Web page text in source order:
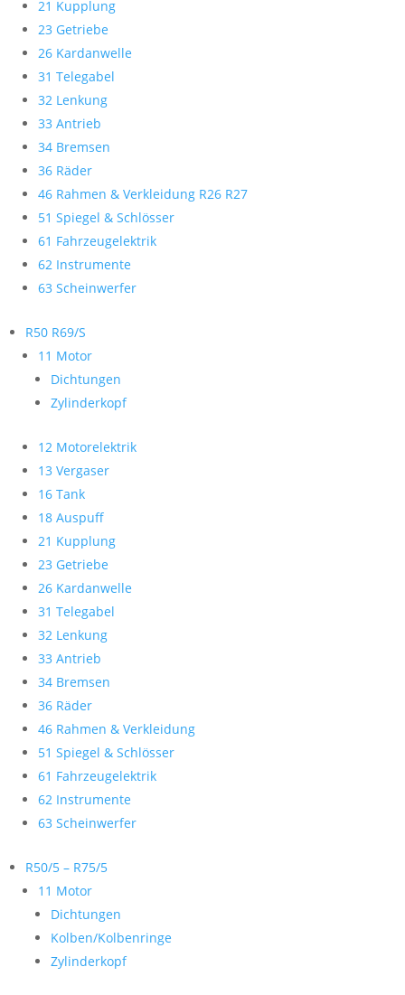
21 Kupplung
23 Getriebe
26 Kardanwelle
31 Telegabel
32 Lenkung
33 Antrieb
34 Bremsen
36 Räder
46 Rahmen & Verkleidung R26 R27
51 Spiegel & Schlösser
61 Fahrzeugelektrik
62 Instrumente
63 Scheinwerfer
R50 R69/S
11 Motor
Dichtungen
Zylinderkopf
12 Motorelektrik
13 Vergaser
16 Tank
18 Auspuff
21 Kupplung
23 Getriebe
26 Kardanwelle
31 Telegabel
32 Lenkung
33 Antrieb
34 Bremsen
36 Räder
46 Rahmen & Verkleidung
51 Spiegel & Schlösser
61 Fahrzeugelektrik
62 Instrumente
63 Scheinwerfer
R50/5 – R75/5
11 Motor
Dichtungen
Kolben/Kolbenringe
Zylinderkopf